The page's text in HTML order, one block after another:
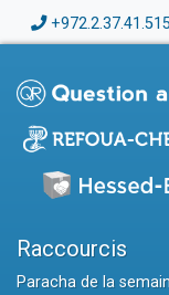
Raccourcis
Paracha de la